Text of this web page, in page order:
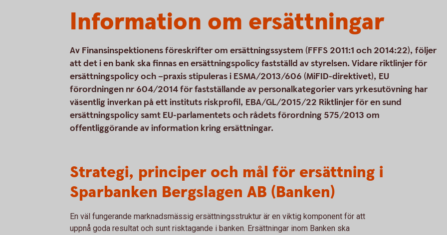
Information om ersättningar
Av Finansinspektionens föreskrifter om ersättningssystem (FFFS 2011:1 och 2014:22), följer
att det i en bank ska finnas en ersättningspolicy fastställd av styrelsen. Vidare riktlinjer för
ersättningspolicy och –praxis stipuleras i ESMA/2013/606 (MiFID-direktivet), EU
förordningen nr 604/2014 för fastställande av personalkategorier vars yrkesutövning har
väsentlig inverkan på ett instituts riskprofil, EBA/GL/2015/22 Riktlinjer för en sund
ersättningspolicy samt EU-parlamentets och rådets förordning 575/2013 om
offentliggörande av information kring ersättningar.
Strategi, principer och mål för ersättning i
Sparbanken Bergslagen AB (Banken)
En väl fungerande marknadsmässig ersättningsstruktur är en viktig komponent för att
uppnå goda resultat och sunt risktagande i banken. Ersättningar inom Banken ska